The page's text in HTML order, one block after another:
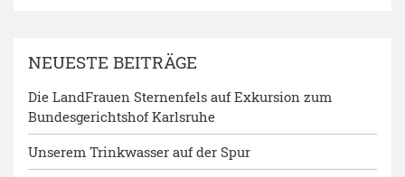
NEUESTE BEITRÄGE
Die LandFrauen Sternenfels auf Exkursion zum
Bundesgerichtshof Karlsruhe
Unserem Trinkwasser auf der Spur